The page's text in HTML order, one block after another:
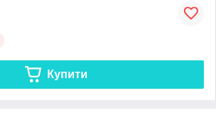
Купити